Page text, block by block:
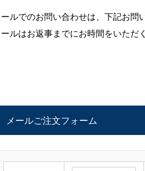
ルでのお問い合わせは、下記お問
ルはお返事までにお時間をいただ
メールご注文フォーム